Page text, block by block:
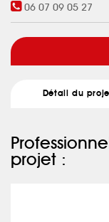
06 07 09 05 27
Détail du
projet :